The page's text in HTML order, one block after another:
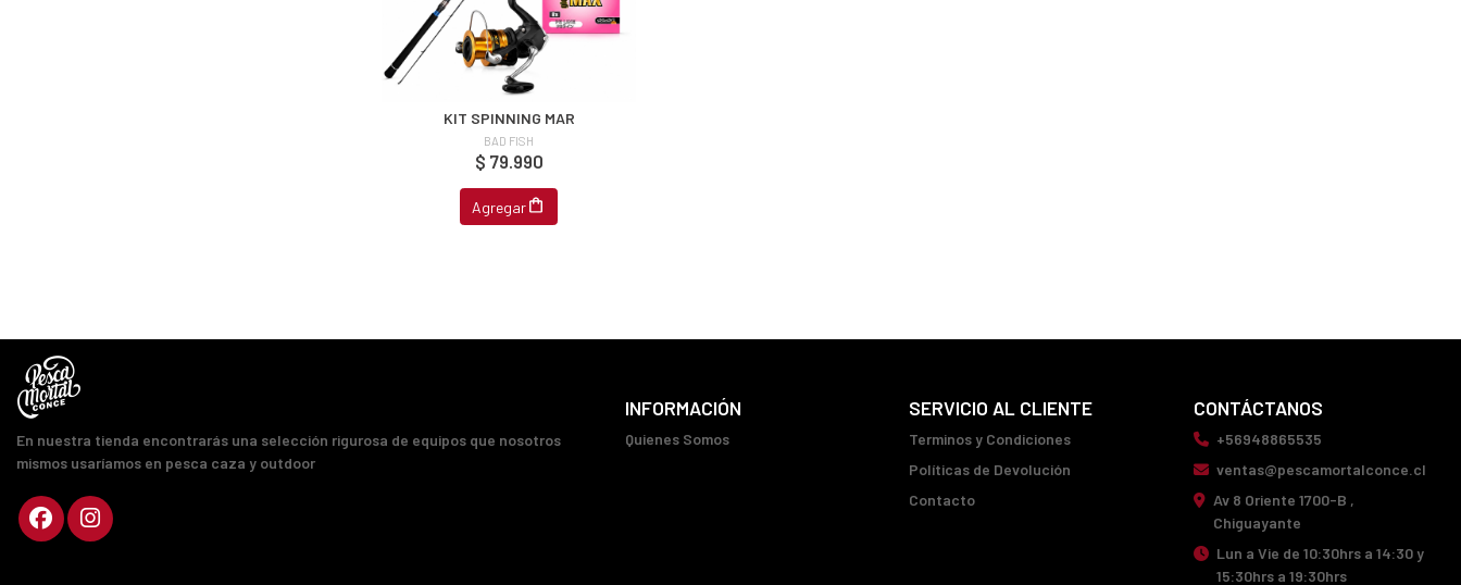
KIT SPINNING MAR
BAD FISH
$ 79.990
Agregar
En nuestra tienda encontrarás una selección rigurosa de equipos que nosotros
mismos usaríamos en pesca caza y outdoor
INFORMACIÓN
Quienes Somos
SERVICIO AL CLIENTE
Terminos y Condiciones
Políticas de Devolución
Contacto
CONTÁCTANOS
+56948865535
ventas@pescamortalconce.cl
Av 8 Oriente 1700-B ,
Chiguayante
Lun a Vie de 10:30hrs a 14:30 y
15:30hrs a 19:30hrs